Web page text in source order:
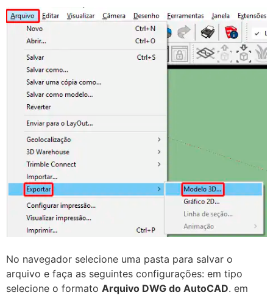
No navegador selecione uma pasta para salvar o
arquivo e faça as seguintes configurações: em tipo
selecione o formato Arquivo DWG do AutoCAD. em